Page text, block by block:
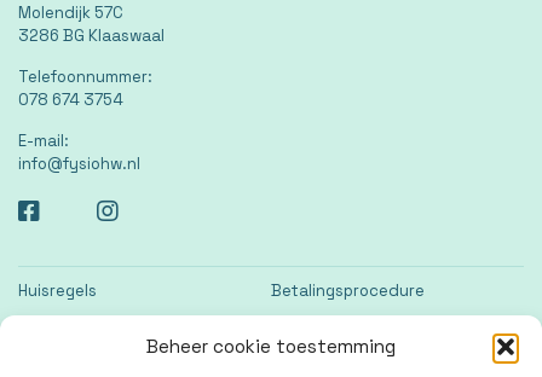
Beheer cookie toestemming
Molendijk 57C
3286 BG Klaaswaal
Telefoonnummer:
078 674 3754
E-mail:
info@fysiohw.nl
Huisregels
Betalingsprocedure